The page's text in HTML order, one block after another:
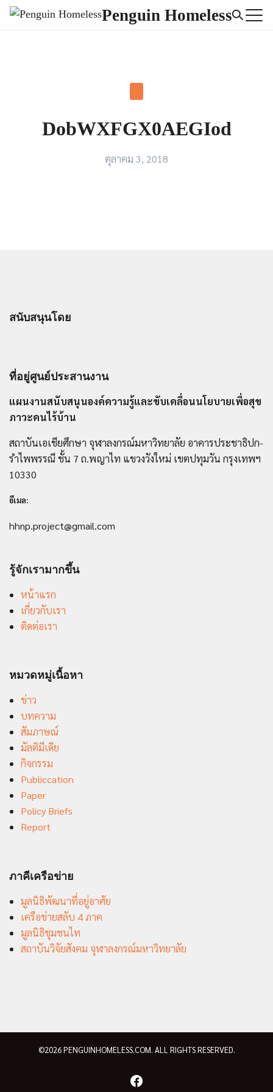
Skip
Penguin Homeless
DobWXFGX0AEGIod
ตุลาคม 3, 2018
สนับสนุนโดย
ที่อยู่ศูนย์ประสานงาน
แผนงานสนับสนุนองค์ความรู้และขับเคลื่อนนโยบายเพื่อสุข
ภาวะคนไร้บ้าน
สถาบันเอเชียศึกษา จุฬาลงกรณ์มหาวิทยาลัย อาคารประชาธิปก-
รำไพพรรณี ชั้น 7 ถ.พญาไท แขวงวังใหม่ เขตปทุมวัน กรุงเทพฯ
10330
อีเมล:
hhnp.project@gmail.com
รู้จักเรามากขึ้น
หน้าแรก
เกี่ยวกับเรา
ติดต่อเรา
หมวดหมู่เนื้อหา
ข่าว
บทความ
สัมภาษณ์
มัลติมีเดีย
กิจกรรม
Publiccation
Paper
Policy Briefs
Report
ภาคีเครือข่าย
มูลนิธิพัฒนาที่อยู่อาศัย
เครือข่ายสลับ 4 ภาค
มูลนิธิชุมชนไท
สถาบันวิจัยสังคม จุฬาลงกรณ์มหาวิทยาลัย
©2026 PENGUINHOMELESS.COM. ALL RIGHTS RESERVED.